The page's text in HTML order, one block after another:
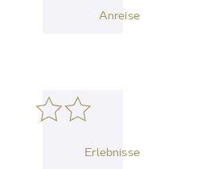
Anreise
Erlebnisse